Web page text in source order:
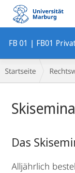
Mobile-
Navigation
FB 01 | FB01
Breadcrumb-
Navigation
Startseite
Das
Alljährlich